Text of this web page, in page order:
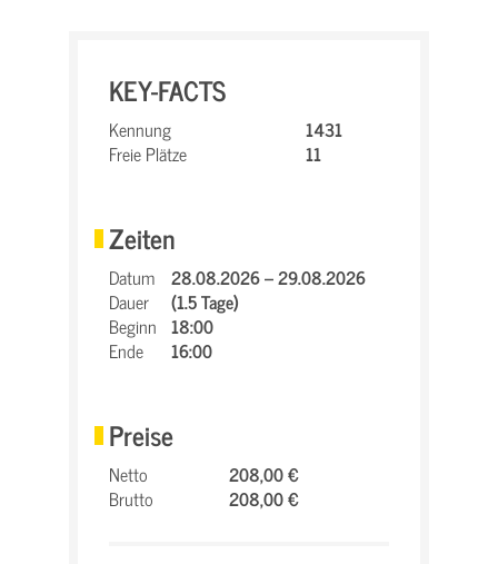
KEY-FACTS
Kennung
1431
Freie Plätze
11
Zeiten
Datum 28.08.2026 – 29.08.2026
Dauer
(1.5 Tage)
Beginn 18:00
Ende
16:00
Preise
Netto
208,00 €
Brutto
208,00 €